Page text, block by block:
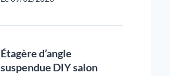
Étagère d’angle
suspendue DIY salon